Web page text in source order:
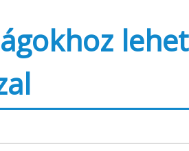
lehet